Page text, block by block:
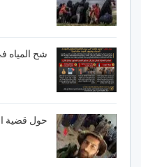
شح المياه
حول قضية